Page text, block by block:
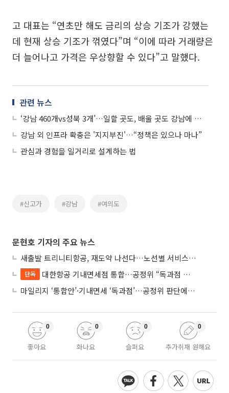
고 대표는 “연초만 해도 금리의 상승 기조가 강했는
데 현재 상승 기조가 꺾였다”며 “이에 따라 거래량은
더 늘어나고 가격은 우상향할 수 있다”고 말했다.
관련 뉴스
‘강남 460개vs성북 3개’…일할 곳도, 배울 곳도 강남에 몰렸다
강남 외 인프라 확충은 '지지부진'…“정책은 있으나 마나”
관심과 경험을 일거리로 설계하는 법
#신고가 #강남 #여의도
문현호 기자의 주요 뉴스
새출발 트리니티항공, 재도약 나선다…노선별 서비스 차별화
단독
대한항공 기내면세점 통합…공정위 “독과점 여부 따진다”
마일리지 ‘통합안’·기내면세 ‘독과점’…공정위 판단에 쏠린 눈
좋아요
0
화나요
0
슬퍼요
0
추가취재 원해요
0